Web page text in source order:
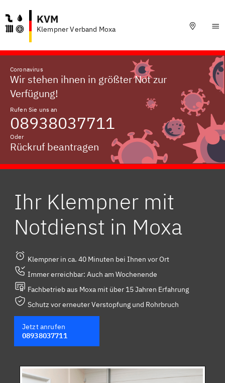
KVM
Klempner Verband Moxa
Coronavirus
Wir stehen ihnen in größter Not zur
Verfügung!
Rufen Sie uns an
08938037711
Oder
Rückruf beantragen
Ihr Klempner mit
Notdienst in Moxa
Klempner in ca. 40 Minuten bei Ihnen vor Ort
Immer erreichbar: Auch am Wochenende
Fachbetrieb aus Moxa mit über 15 Jahren Erfahrung
Schutz vor erneuter Verstopfung und Rohrbruch
Jetzt anrufen
08938037711